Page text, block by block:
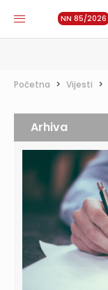
NN 85/2026
Početna > Vijesti >
Arhiva